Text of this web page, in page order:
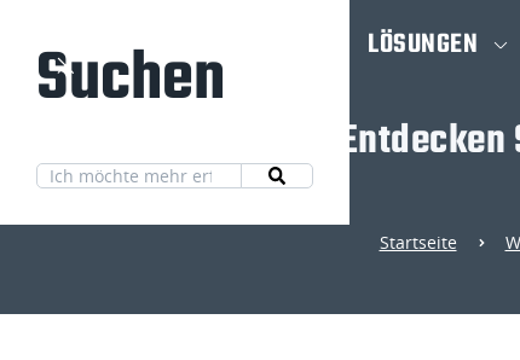
LÖSUNGEN
Suchen
Startseite